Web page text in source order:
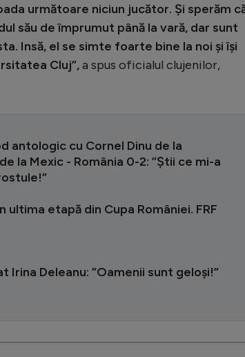
următoare niciun jucător. Și sperăm
său de împrumut până la vară, dar sunt
Insă, el se simte foarte bine la noi și își
Cluj”,a spus oficialul clujenilor,
antologic cu Cornel Dinu de la
la Mexic - România 0-2: ”Știi ce mi-a
ultima etapă din Cupa României. FRF
Irina Deleanu: ”Oamenii sunt geloși!”